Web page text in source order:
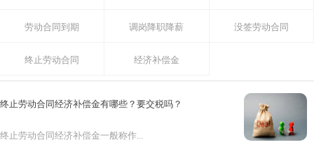
劳动合同到期 调岗降职降薪 没签劳动合同
终止劳动合同 经济补偿金
终止劳动合同经济补偿金有哪些？要交税吗？
终止劳动合同经济补偿金一般称作...